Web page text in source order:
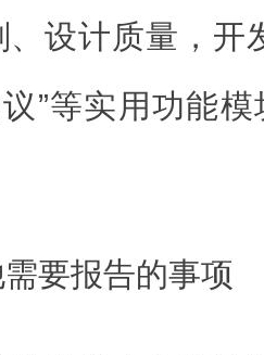
设计质量，开
议”等实用功能
要报告的事项